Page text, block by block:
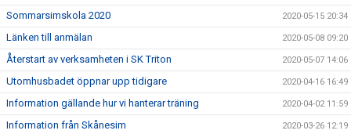
Sommarsimskola 2020 2020-05-15 20:34
Länken till anmälan 2020-05-08 09:20
Återstart av verksamheten i SK Triton 2020-05-07 14:06
Utomhusbadet öppnar upp tidigare 2020-04-16 16:49
Information gällande hur vi hanterar träning 2020-04-02 11:59
Information från Skånesim 2020-03-26 12:19